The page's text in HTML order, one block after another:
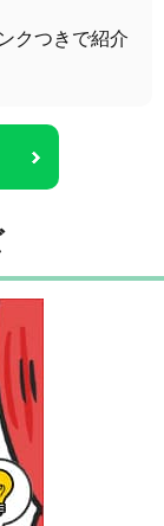
クつきで紹介